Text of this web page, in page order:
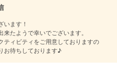
います！
たようで幸いでございます。
ティビティをご用意しておりますの
お待ちしております♪